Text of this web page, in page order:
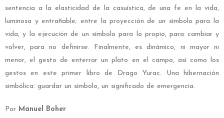
sentencia a la elasticidad de la casuística, de una fe en la vida,
luminosa y entrañable; entre la proyección de un símbolo para la
vida, y la ejecución de un símbolo para lo propio, para cambiar y
volver, para no definirse. Finalmente, es dinámico, ni mayor ni
menor, el gesto de enterrar un plato en el campo, así como los
gestos en este primer libro de Drago Yurac. Una hibernación
simbólica: guardar un símbolo, un significado de emergencia.
Por Manuel Boher